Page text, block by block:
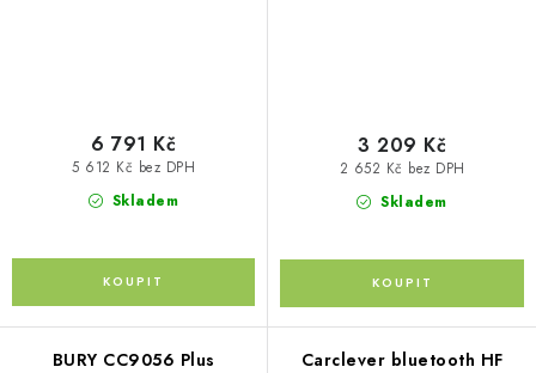
Skladem
5 612 Kč bez DPH
6 791 Kč
Skladem
2 652 Kč bez DPH
3 209 Kč
BURY CC9056 Plus
Carclever bluetooth HF